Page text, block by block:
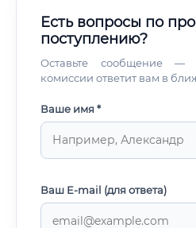
Есть вопросы по
поступлению?
Оставьте сообщение —
комиссии ответит вам в
Ваше имя *
Ваш E-mail (для ответа)